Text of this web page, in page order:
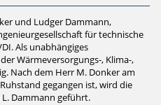
und Ludger Dammann,
für technische
Als unabhängiges
Wärmeversorgungs-, Klima-,
Nach dem Herr M. Donker am
gegangen ist, wird die
Dammann geführt.